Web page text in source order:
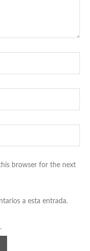
browser for the next
a esta entrada.